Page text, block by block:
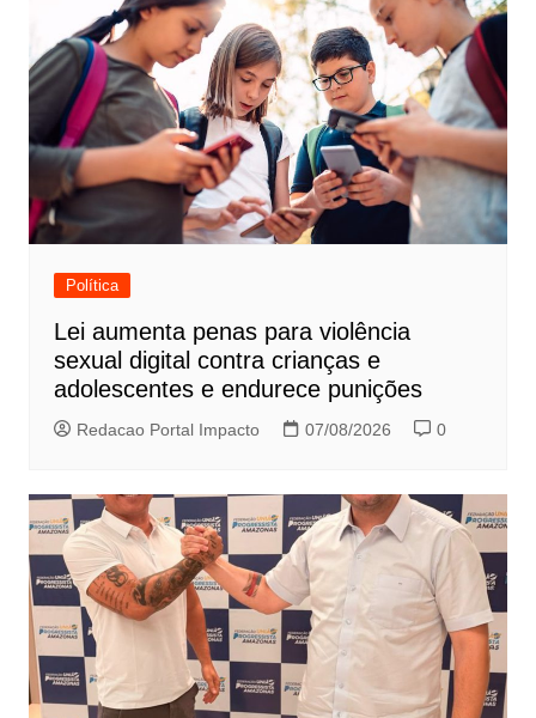
Política
Lei aumenta penas para violência
sexual digital contra crianças e
adolescentes e endurece punições
Redacao Portal Impacto 07/08/2026 0